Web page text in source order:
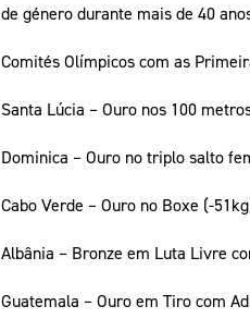
de género durante mais de 40
Comités Olímpicos com as
Santa Lúcia – Ouro nos 100
Dominica – Ouro no triplo salto
Cabo Verde – Ouro no Boxe (-
Albânia – Bronze em Luta Livre
Guatemala – Ouro em Tiro com